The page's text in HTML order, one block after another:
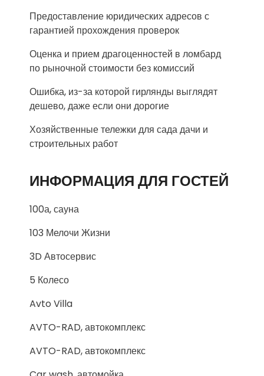
Предоставление юридических адресов с
гарантией прохождения проверок
Оценка и прием драгоценностей в ломбард
по рыночной стоимости без комиссий
Ошибка, из-за которой гирлянды выглядят
дешево, даже если они дорогие
Хозяйственные тележки для сада дачи и
строительных работ
ИНФОРМАЦИЯ ДЛЯ ГОСТЕЙ
100а, сауна
103 Мелочи Жизни
3D Автосервис
5 Колесо
Avto Villa
AVTO-RAD, автокомплекс
AVTO-RAD, автокомплекс